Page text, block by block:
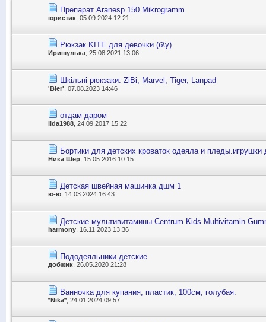
Препарат Aranesp 150 Mikrogramm
юристик , 05.09.2024 12:21
Рюкзак KITE для девочки (б\у)
Иришулька , 25.08.2021 13:06
Шкільні рюкзаки: ZiBi, Marvel, Tiger, Lanpad
'Bler' , 07.08.2023 14:46
отдам даром
lida1988 , 24.09.2017 15:22
Бортики для детских кроваток одеяла и
Ника Шер , 15.05.2016 10:15
Детская швейная машинка дшм 1
ю-ю , 14.03.2024 16:43
Детские мультивитамины Centrum Kids Multivitamin
harmony , 16.11.2023 13:36
Пододеяльники детские
добжик , 26.05.2020 21:28
Ванночка для купания, пластик, 100см, голубая.
*Nika* , 24.01.2024 09:57